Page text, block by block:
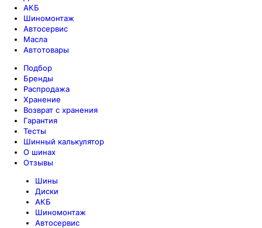
АКБ
Шиномонтаж
Автосервис
Масла
Автотовары
Подбор
Бренды
Распродажа
Хранение
Возврат с хранения
Гарантия
Тесты
Шинный калькулятор
О шинах
Отзывы
Шины
Диски
АКБ
Шиномонтаж
Автосервис